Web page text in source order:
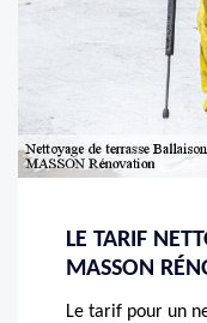
LE TARIF
MASSON
Le tarif pour un